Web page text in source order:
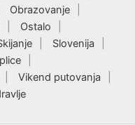
Obrazovanje
Ostalo
Slovenija
Vikend putovanja